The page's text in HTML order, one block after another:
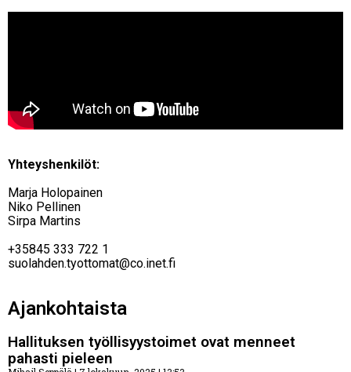
Yhteyshenkilöt:
Marja Holopainen
Niko Pellinen
Sirpa Martins
+35845 333 722 1
suolahden.tyottomat@co.inet.fi
Ajankohtaista
Hallituksen työllisyystoimet ovat menneet
pahasti pieleen